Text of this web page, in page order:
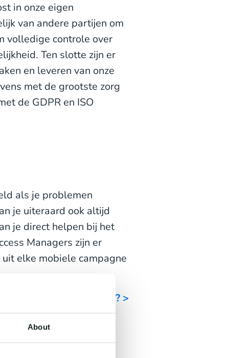
About
in onze eigen
van andere partijen om
volledige controle over
Ten slotte zijn er
en leveren van onze
met de grootste zorg
de GDPR en ISO
als je problemen
je uiteraard ook altijd
je direct helpen bij het
Managers zijn er
elke mobiele campagne
SMS Gateway provider? >